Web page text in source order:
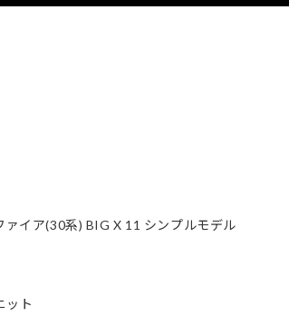
イア(30系) BIG X 11 シンプルモデル
ット